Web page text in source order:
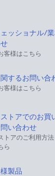
ッショナル/
客様はこちら
するお問い合
客様はこちら
トアでのお買
問い合わせ
トアのご利用方
ら
製品